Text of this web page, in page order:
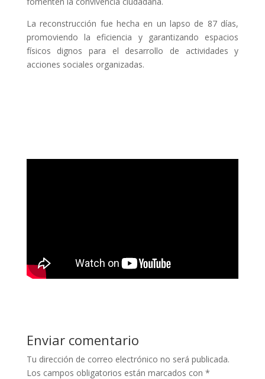
La reconstrucción fue hecha en un lapso de 87 días,
promoviendo la eficiencia y garantizando espacios
físicos dignos para el desarrollo de actividades y
acciones sociales organizadas.
Enviar comentario
Tu dirección de correo electrónico no será publicada.
Los campos obligatorios están marcados con *